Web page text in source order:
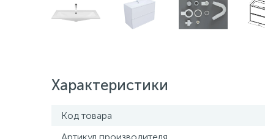
Характеристики
Код товара